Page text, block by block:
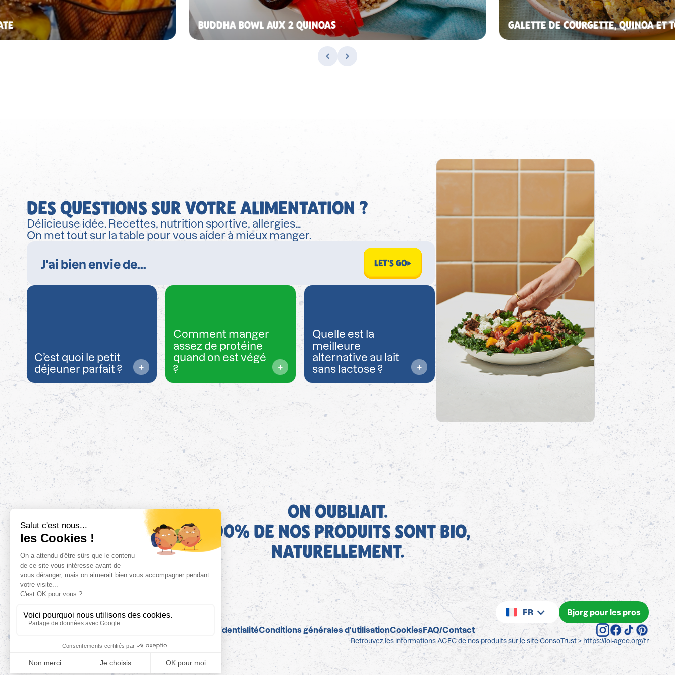
BUDDHA BOWL AUX 2 QUINOAS GALETTE DE COURGETTE, QUINOA ET
DES QUESTIONS SUR VOTRE ALIMENTATION ?
Délicieuse idée. Recettes, nutrition sportive, allergies…
On met tout sur la table pour vous aider à mieux manger.
LET'S GO
C’est quoi le petit
déjeuner parfait ?
Comment manger
assez de protéine
quand on est végé
?
Quelle est la
meilleure
alternative au lait
sans lactose ?
ON OUBLIAIT.
100% DE NOS PRODUITS SONT BIO,
NATURELLEMENT.
FR Bjorg pour les pros
Politique de confidentialitéConditions générales d'utilisationCookiesFAQ/Contact
Retrouvez les informations AGEC de nos produits sur le site ConsoTrust > https://loi-agec.org/fr